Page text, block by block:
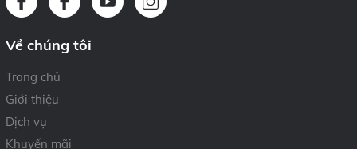
Về chúng tôi
Trang chủ
Giới thiệu
Dịch vụ
Khuyến mãi